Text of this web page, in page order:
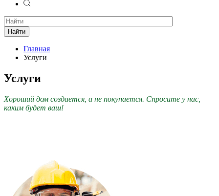
Найти
Главная
Услуги
Услуги
Хороший дом создается, а не покупается. Спросите у нас,
каким будет ваш!